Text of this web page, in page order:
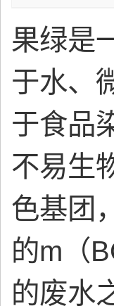
果绿是
于水、
于食品
不易生
色基团
的m（
的废水